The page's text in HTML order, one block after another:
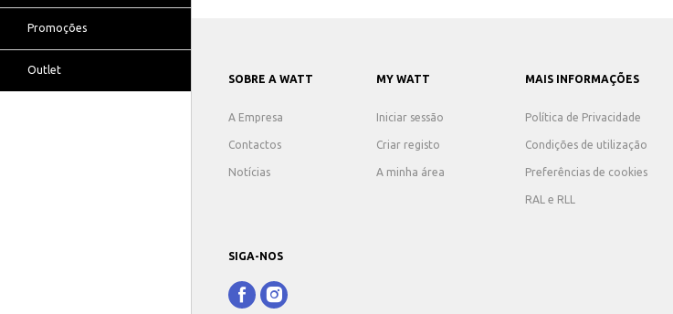
Promoções
Outlet
SOBRE A WATT
A Empresa
Contactos
Notícias
MY WATT
Iniciar sessão
Criar registo
A minha área
MAIS INFORMAÇÕES
Política de Privacidade
Condições de utilização
Preferências de cookies
RAL e RLL
SIGA-NOS